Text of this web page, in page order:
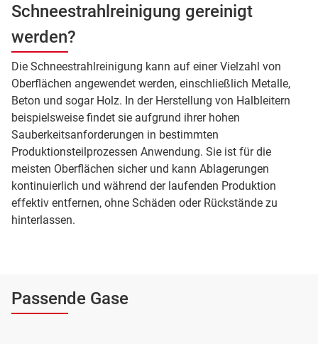
Schneestrahlreinigung gereinigt
werden?
Die Schneestrahlreinigung kann auf einer Vielzahl von
Oberflächen angewendet werden, einschließlich Metalle,
Beton und sogar Holz. In der Herstellung von Halbleitern
beispielsweise findet sie aufgrund ihrer hohen
Sauberkeitsanforderungen in bestimmten
Produktionsteilprozessen Anwendung. Sie ist für die
meisten Oberflächen sicher und kann Ablagerungen
kontinuierlich und während der laufenden Produktion
effektiv entfernen, ohne Schäden oder Rückstände zu
hinterlassen.
Passende Gase